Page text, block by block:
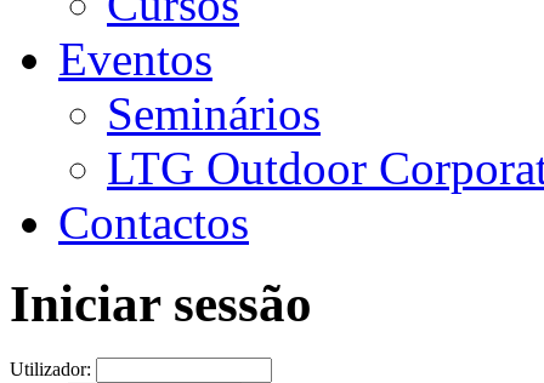
Eventos
Seminários
LTG Outdoor
Contactos
Iniciar sessão
Utilizador: